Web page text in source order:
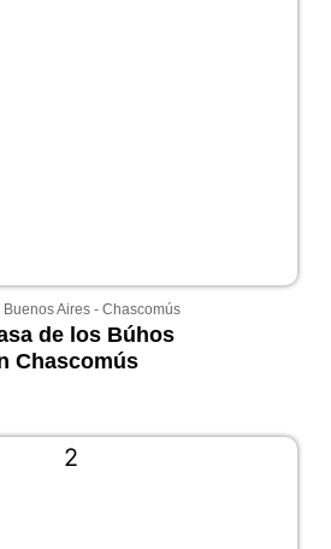
Buenos Aires- Chascomús
de los Búhos
Chascomús